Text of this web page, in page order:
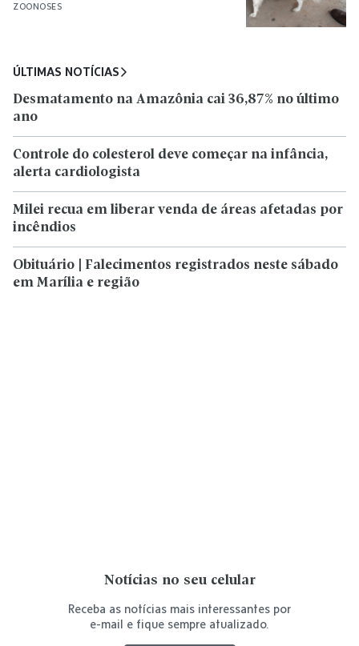
ZOONOSES
ÚLTIMAS NOTÍCIAS
Desmatamento na Amazônia cai 36,87% no último
ano
Controle do colesterol deve começar na infância,
alerta cardiologista
Milei recua em liberar venda de áreas afetadas por
incêndios
Obituário | Falecimentos registrados neste sábado
em Marília e região
Notícias no seu celular
Receba as notícias mais interessantes por
e-mail e fique sempre atualizado.